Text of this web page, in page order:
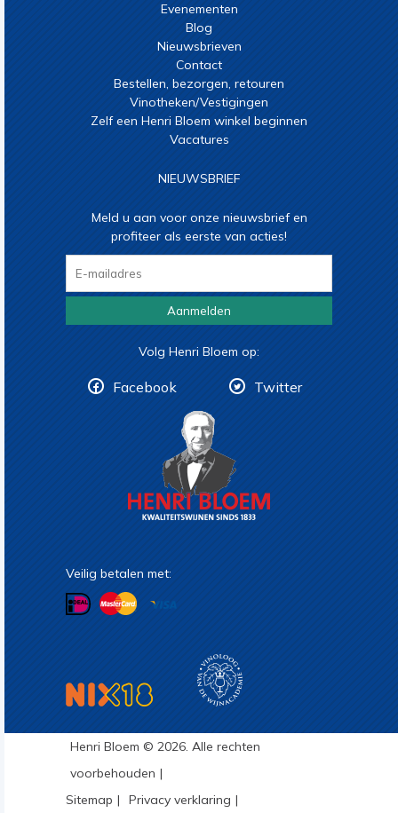
Evenementen
Blog
Nieuwsbrieven
Contact
Bestellen, bezorgen, retouren
Vinotheken/Vestigingen
Zelf een Henri Bloem winkel beginnen
Vacatures
NIEUWSBRIEF
Meld u aan voor onze nieuwsbrief en
profiteer als eerste van acties!
Aanmelden
Volg Henri Bloem op:
Facebook Twitter
Veilig betalen met:
Henri Bloem © 2026. Alle rechten
voorbehouden
Sitemap
Privacy verklaring